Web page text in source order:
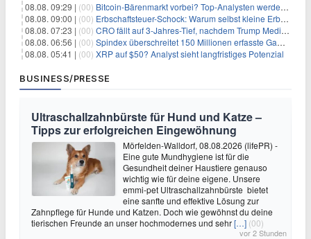
08.08. 09:29 | (00) Bitcoin-Bärenmarkt vorbei? Top-Analysten werden optimistisch, aber die Geschichte sagt etwas anderes
08.08. 09:00 | (00) Erbschaftsteuer-Schock: Warum selbst kleine Erbschaften den Fiskus Millionen kosten
08.08. 07:23 | (00) CRO fällt auf 3-Jahres-Tief, nachdem Trump Media zwei große Crypto.com-Deals storniert
08.08. 06:56 | (00) Spindex überschreitet 150 Millionen erfasste Gaming-Ereignisse in Echtzeit-Datenpipeline
08.08. 05:41 | (00) XRP auf $50? Analyst sieht langfristiges Potenzial
BUSINESS/PRESSE
Ultraschallzahnbürste für Hund und Katze –
Tipps zur erfolgreichen Eingewöhnung
Mörfelden-Walldorf, 08.08.2026 (lifePR) -
Eine gute Mundhygiene ist für die
Gesundheit deiner Haustiere genauso
wichtig wie für deine eigene. Unsere
emmi-pet Ultraschallzahnbürste bietet
eine sanfte und effektive Lösung zur
Zahnpflege für Hunde und Katzen. Doch wie gewöhnst du deine
tierischen Freunde an unser hochmodernes und sehr[…] (00)
vor 2 Stunden